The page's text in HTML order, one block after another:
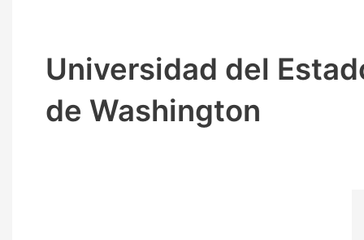
Universidad del
de Washington